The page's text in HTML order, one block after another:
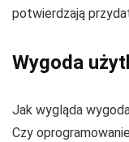
potwierdzają
Wygoda
Jak wygląda
Czy